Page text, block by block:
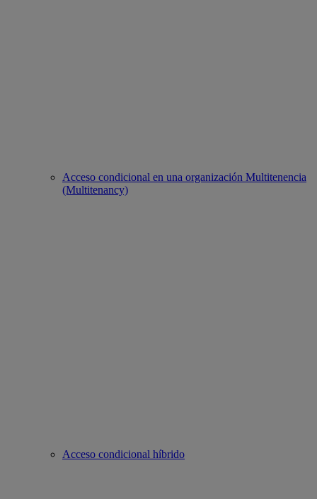
Acceso condicional en una organización Multitenencia
(Multitenancy)
Acceso condicional híbrido